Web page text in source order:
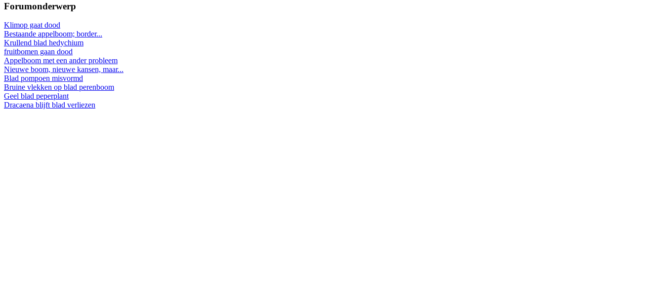
Forumonderwerp
Klimop gaat dood
Bestaande appelboom; border...
Krullend blad hedychium
fruitbomen gaan dood
Appelboom met een ander probleem
Nieuwe boom, nieuwe kansen, maar...
Blad pompoen misvormd
Bruine vlekken op blad perenboom
Geel blad peperplant
Dracaena blijft blad verliezen